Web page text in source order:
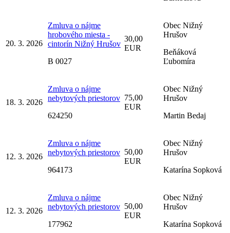
20. 3. 2026
Zmluva o nájme
hrobového miesta -
cintorín Nižný Hrušov
B 0027
30,00
EUR
Obec Nižný
Hrušov
Beňáková
Ľubomíra
18. 3. 2026
Zmluva o nájme
nebytových priestorov
624250
75,00
EUR
Obec Nižný
Hrušov
Martin Bedaj
12. 3. 2026
Zmluva o nájme
nebytových priestorov
964173
50,00
EUR
Obec Nižný
Hrušov
Katarína Sopková
12. 3. 2026
Zmluva o nájme
nebytových priestorov
177962
50,00
EUR
Obec Nižný
Hrušov
Katarína Sopková